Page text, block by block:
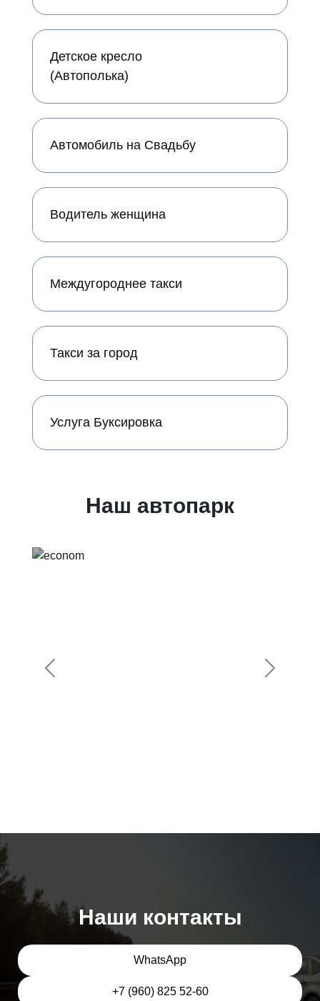
Детское кресло
(Автополька)
Автомобиль на Свадьбу
Водитель женщина
Междугороднее такси
Такси за город
Услуга Буксировка
Наш автопарк
Предыдущий
Наши контакты
WhatsApp
+7 (960) 825 52-60